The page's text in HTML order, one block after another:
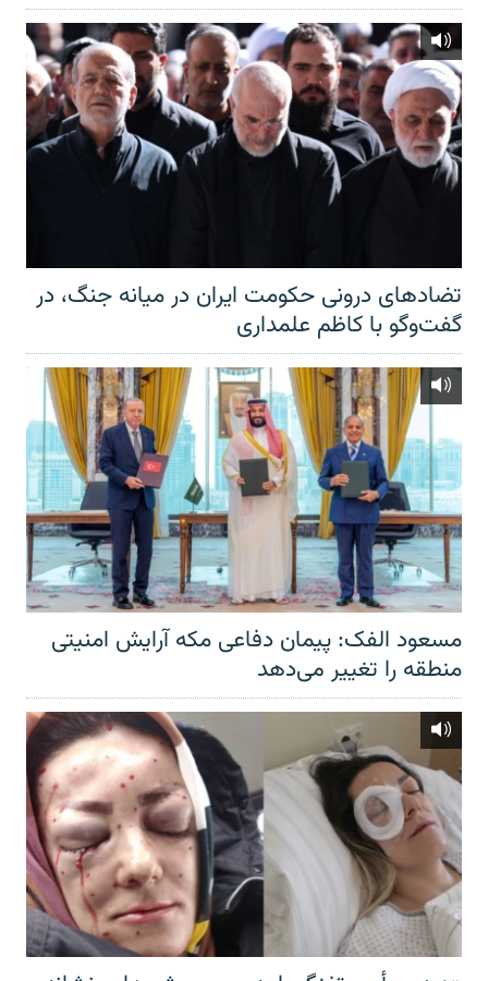
تضادهای درونی حکومت ایران در میانه جنگ، در
گفت‌‌وگو با کاظم علمداری
مسعود الفک: پیمان دفاعی مکه آرایش امنیتی
منطقه را تغییر می‌دهد